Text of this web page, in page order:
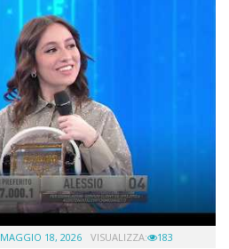
MAGGIO 18, 2026 VISUALIZZA: 183